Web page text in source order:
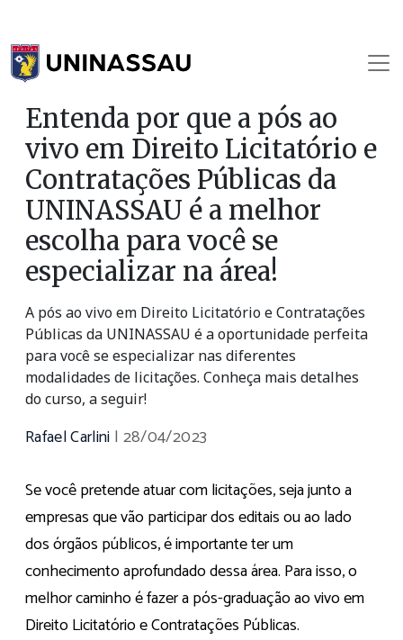
Entenda por que a pós ao
vivo em Direito Licitatório e
Contratações Públicas da
UNINASSAU é a melhor
escolha para você se
especializar na área!
A pós ao vivo em Direito Licitatório e Contratações
Públicas da UNINASSAU é a oportunidade perfeita
para você se especializar nas diferentes
modalidades de licitações. Conheça mais detalhes
do curso, a seguir!
Rafael Carlini | 28/04/2023
Se você pretende atuar com licitações, seja junto a
empresas que vão participar dos editais ou ao lado
dos órgãos públicos, é importante ter um
conhecimento aprofundado dessa área. Para isso, o
melhor caminho é fazer a pós-graduação ao vivo em
Direito Licitatório e Contratações Públicas.